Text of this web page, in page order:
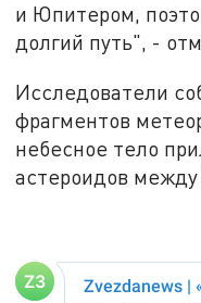
и Юпитером,
долгий путь", -
Исследователи
фрагментов
небесное тело
астероидов